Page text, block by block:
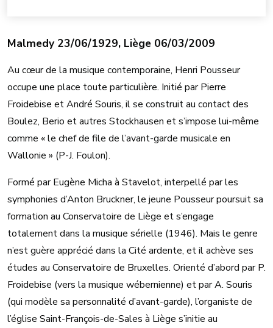
Malmedy 23/06/1929, Liège 06/03/2009
Au cœur de la musique contemporaine, Henri Pousseur
occupe une place toute particulière. Initié par Pierre
Froidebise et André Souris, il se construit au contact des
Boulez, Berio et autres Stockhausen et s’impose lui-même
comme « le chef de file de l’avant-garde musicale en
Wallonie » (P-J. Foulon).
Formé par Eugène Micha à Stavelot, interpellé par les
symphonies d’Anton Bruckner, le jeune Pousseur poursuit sa
formation au Conservatoire de Liège et s’engage
totalement dans la musique sérielle (1946). Mais le genre
n’est guère apprécié dans la Cité ardente, et il achève ses
études au Conservatoire de Bruxelles. Orienté d’abord par P.
Froidebise (vers la musique wébernienne) et par A. Souris
(qui modèle sa personnalité d’avant-garde), l’organiste de
l’église Saint-François-de-Sales à Liège s’initie au